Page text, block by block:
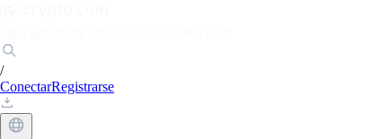
/
ConectarRegistrarse